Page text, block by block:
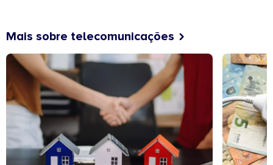
Mais sobre telecomunicações